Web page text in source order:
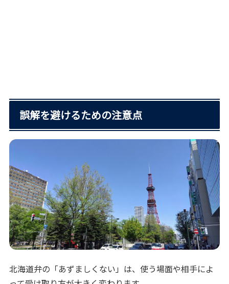
誤解を避けるための注意点
北海道弁の「あずましくない」は、使う場面や相手によ